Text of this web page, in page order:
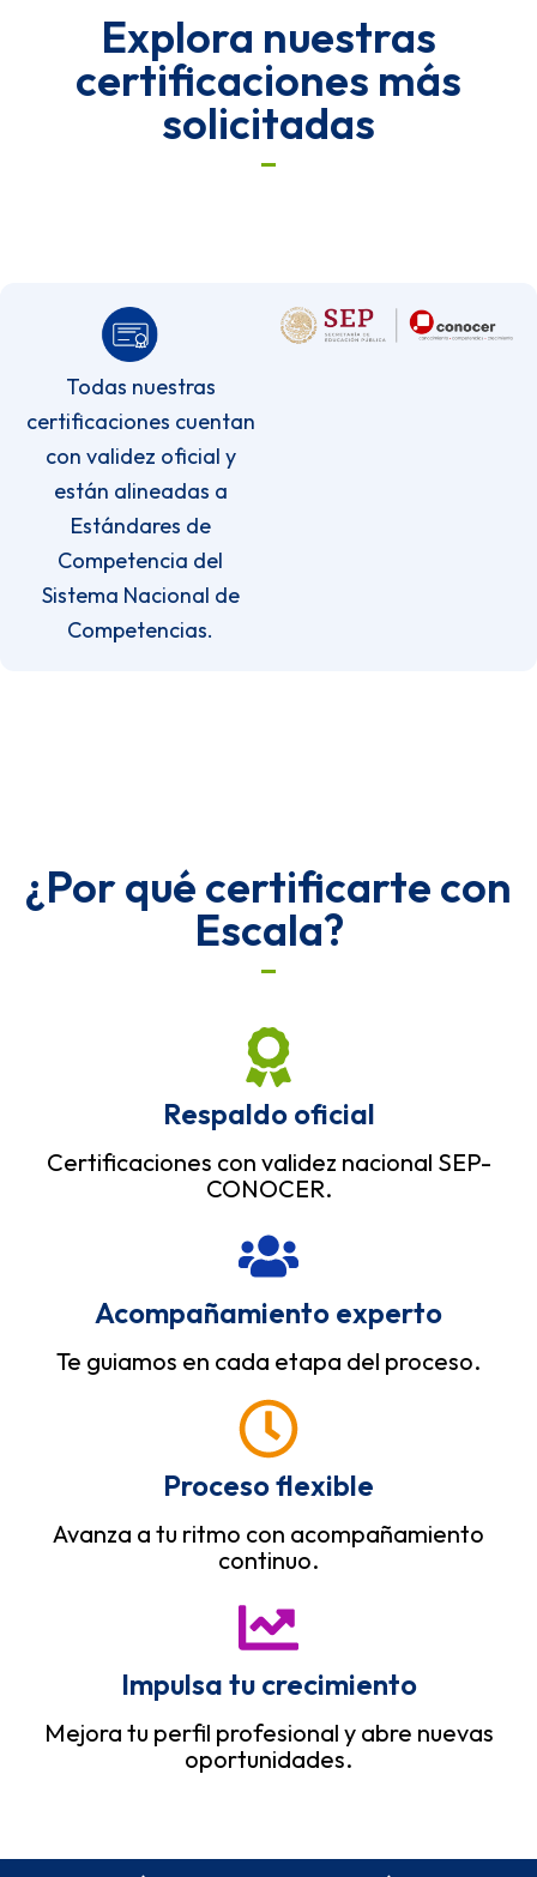
Explora nuestras
certificaciones más
solicitadas
Todas nuestras
certificaciones cuentan
con validez oficial y
están alineadas a
Estándares de
Competencia del
Sistema Nacional de
Competencias.
¿Por qué certificarte con
Escala?
Respaldo oficial
Certificaciones con validez nacional SEP-
CONOCER.
Acompañamiento experto
Te guiamos en cada etapa del proceso.
Proceso flexible
Avanza a tu ritmo con acompañamiento
continuo.
Impulsa tu crecimiento
Mejora tu perfil profesional y abre nuevas
oportunidades.